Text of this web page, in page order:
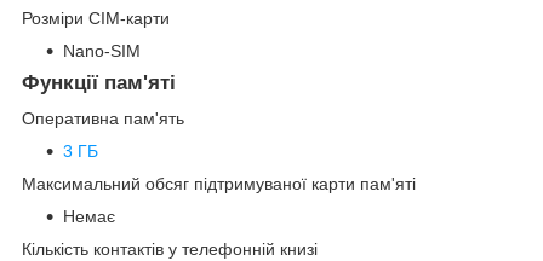
Розміри СІМ-карти
Nano-SIM
Функції пам'яті
Оперативна пам'ять
3 ГБ
Максимальний обсяг підтримуваної карти пам'яті
Немає
Кількість контактів у телефонній книзі